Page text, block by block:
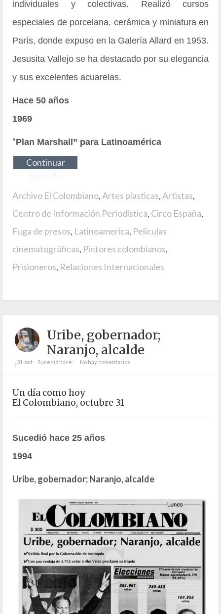
individuales y colectivas. Realizó cursos
especiales de porcelana, cerámica y miniatura en
París, donde expuso en la Galería Allard en 1953.
Jesusita Vallejo se ha destacado por su elegancia
y sus excelentes acuarelas.
Hace 50 años
1969
“Plan Marshall” para Latinoamérica
Continuar
Archivo El Colombiano,Artes plasticas,Artistas,
Centro de Información Periodística, Circo España,
Fuga de presos, Latinoamerica, Películas
cinematográficas, Pintores colombianos,
Prisioneros, Relaciones Internacionales
Uribe, gobernador;
Naranjo, alcalde
;31. oct Sucedió hace... No hay comentarios
Un día como hoy
El Colombiano, octubre 31
Sucedió hace 25 años
1994
Uribe, gobernador; Naranjo, alcalde